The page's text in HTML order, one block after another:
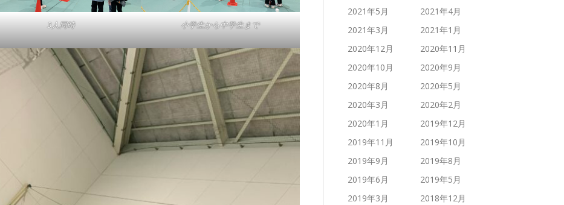
3人同時 小学生から中学生まで
2021年5月
2021年4月
2021年3月
2021年1月
2020年12月
2020年11月
2020年10月
2020年9月
2020年8月
2020年5月
2020年3月
2020年2月
2020年1月
2019年12月
2019年11月
2019年10月
2019年9月
2019年8月
2019年6月
2019年5月
2019年3月
2018年12月